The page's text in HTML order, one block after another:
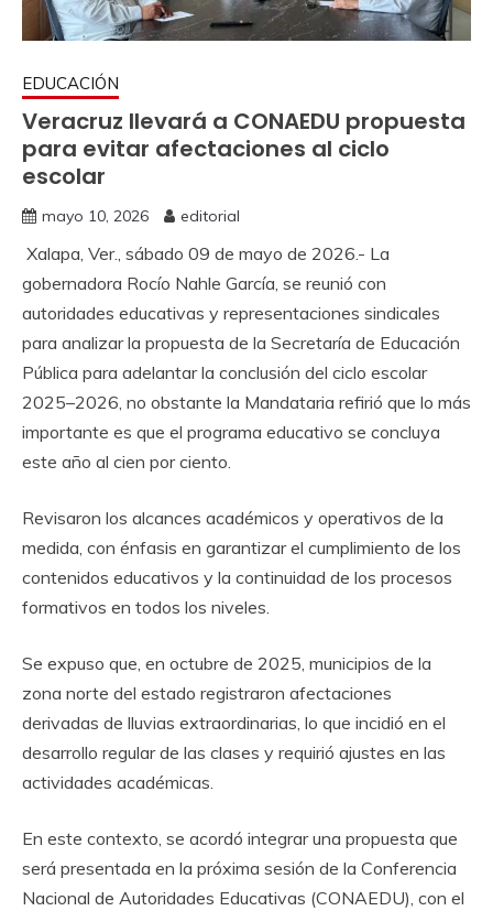
EDUCACIÓN
Veracruz llevará a CONAEDU propuesta
para evitar afectaciones al ciclo
escolar
mayo 10, 2026 editorial
Xalapa, Ver., sábado 09 de mayo de 2026.- La
gobernadora Rocío Nahle García, se reunió con
autoridades educativas y representaciones sindicales
para analizar la propuesta de la Secretaría de Educación
Pública para adelantar la conclusión del ciclo escolar
2025–2026, no obstante la Mandataria refirió que lo más
importante es que el programa educativo se concluya
este año al cien por ciento.
Revisaron los alcances académicos y operativos de la
medida, con énfasis en garantizar el cumplimiento de los
contenidos educativos y la continuidad de los procesos
formativos en todos los niveles.
Se expuso que, en octubre de 2025, municipios de la
zona norte del estado registraron afectaciones
derivadas de lluvias extraordinarias, lo que incidió en el
desarrollo regular de las clases y requirió ajustes en las
actividades académicas.
En este contexto, se acordó integrar una propuesta que
será presentada en la próxima sesión de la Conferencia
Nacional de Autoridades Educativas (CONAEDU), con el